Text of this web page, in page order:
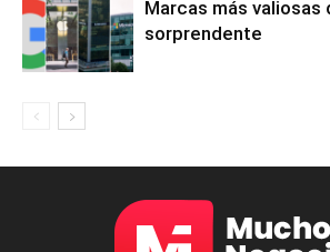
Marcas más valiosas
sorprendente